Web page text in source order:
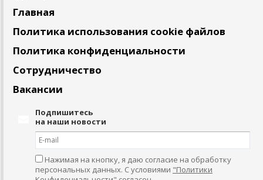
Главная
Политика использования cookie файлов
Политика конфиденциальности
Сотрудничество
Вакансии
Подпишитесь
на наши новости
Нажимая на кнопку, я даю согласие на обработку
персональных данных. С условиями "Политики